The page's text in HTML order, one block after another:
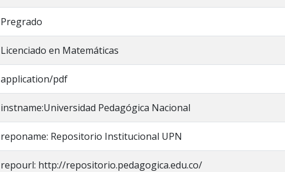
Pregrado
Licenciado en Matemáticas
application/pdf
instname:Universidad Pedagógica Nacional
reponame: Repositorio Institucional UPN
repourl: http://repositorio.pedagogica.edu.co/